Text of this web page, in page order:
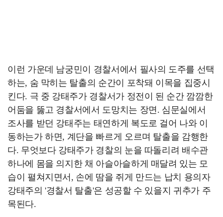
이런 가운데 남궁민이 경찰서에서 필사의 도주를 선택
하는, 숨 막히는 탈출의 순간이 포착돼 이목을 집중시
킨다. 극 중 강태주가 경찰서가 정전이 된 순간 깜깜한
어둠을 뚫고 경찰서에서 도망치는 장면. 심문실에서
조사를 받던 강태주는 태연하게 복도로 걸어 나와 이
동하는가 하면, 계단을 빠르게 오르며 탈출을 감행한
다. 무엇보다 강태주가 경찰의 눈을 따돌리려 배수관
하나에 몸을 의지한 채 아슬아슬하게 매달려 있는 모
습이 펼쳐지면서, 손에 땀을 쥐게 만드는 납치 용의자
강태주의 '경찰서 탈출'은 성공할 수 있을지 귀추가 주
목된다.